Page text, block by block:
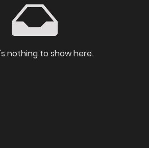
nothing to show here.